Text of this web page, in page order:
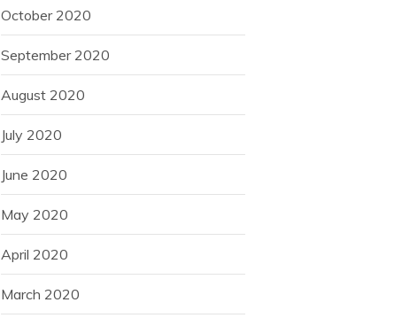
October 2020
September 2020
August 2020
July 2020
June 2020
May 2020
April 2020
March 2020